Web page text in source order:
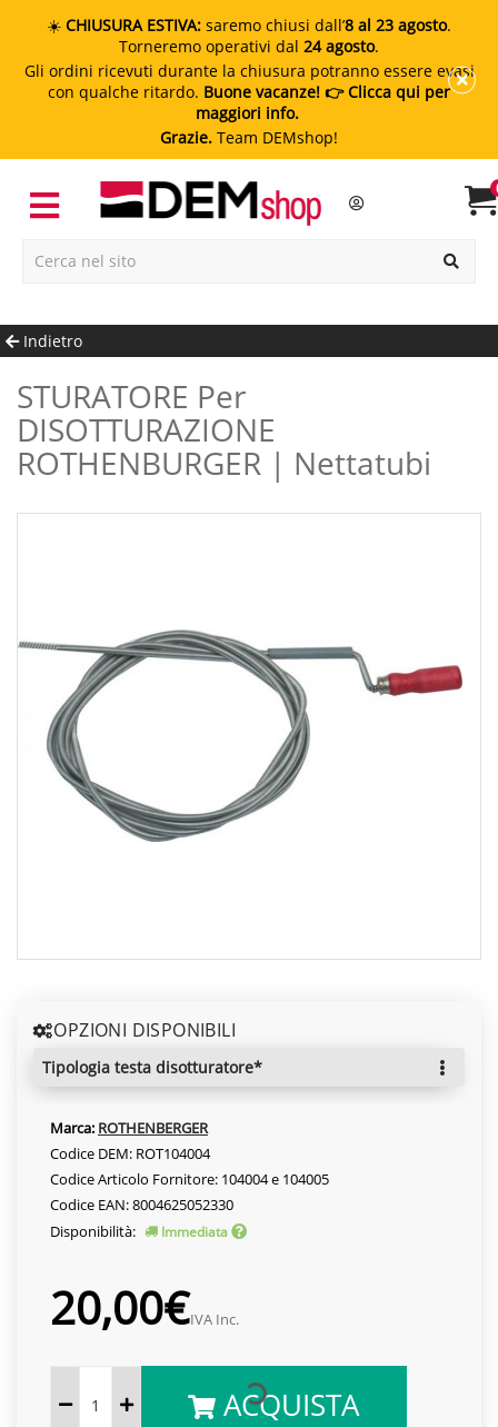
☀️ CHIUSURA ESTIVA: saremo chiusi dall’8 al 23 agosto.
Torneremo operativi dal 24 agosto.
Gli ordini ricevuti durante la chiusura potranno essere evasi
con qualche ritardo. Buone vacanze! 👉 Clicca qui per
maggiori info.
Grazie. Team DEMshop!
Indietro
STURATORE Per
DISOTTURAZIONE
ROTHENBURGER | Nettatubi
OPZIONI DISPONIBILI
tipologia testa disotturatore*
Marca: ROTHENBERGER
Codice DEM: ROT104004
Codice Articolo Fornitore: 104004 e 104005
Codice EAN: 8004625052330
Disponibilità:
Immediata
20,00€IVA Inc.
ACQUISTA